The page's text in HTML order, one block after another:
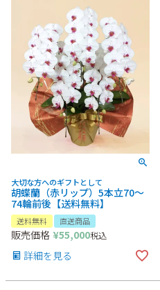
大切な方へのギフトとして
胡蝶蘭（赤リップ）5本立70～
74輪前後【送料無料】
送料無料 直送商品
販売価格 ¥55,000税込
詳細を見る